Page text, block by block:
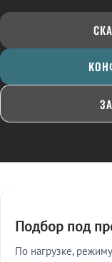
Подбор под
По нагрузке,